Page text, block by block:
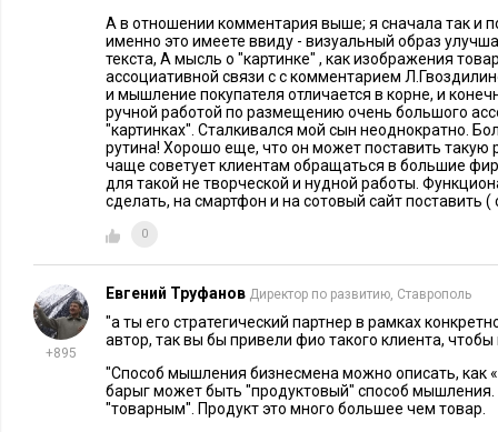
А в отношении комментария выше; я сначала так и
именно это имеете ввиду - визуальный образ
текста, А мысль о "картинке" , как изображения
ассоциативной связи с с комментарием
и мышление покупателя отличается в корне, и
ручной работой по размещению очень большого
"картинках". Сталкивался мой сын неоднократно.
рутина! Хорошо еще, что он может поставить такую
чаще советует клиентам обращаться в большие
для такой не творческой и нудной работы.
сделать, на смартфон и на сотовый сайт поставить (
0
+895
Евгений Труфанов Директор по развитию, Ставрополь
"а ты его стратегический партнер в рамках
автор, так вы бы привели фио такого клиента,
"Способ мышления бизнесмена можно описать, как
барыг может быть "продуктовый" способ мышления.
"товарным". Продукт это много большее чем товар.